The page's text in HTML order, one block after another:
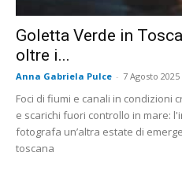
Goletta Verde in
oltre i...
Anna Gabriela Pulce - 7 Agosto 2025
Foci di fiumi e canali in condizioni
e scarichi fuori controllo in mare:
fotografa un’altra estate di
toscana